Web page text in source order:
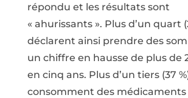
répondu et les résultats sont
« ahurissants ». Plus d’un quart
déclarent ainsi prendre des
un chiffre en hausse de plus de
en cinq ans. Plus d’un tiers (37
consomment des médicaments